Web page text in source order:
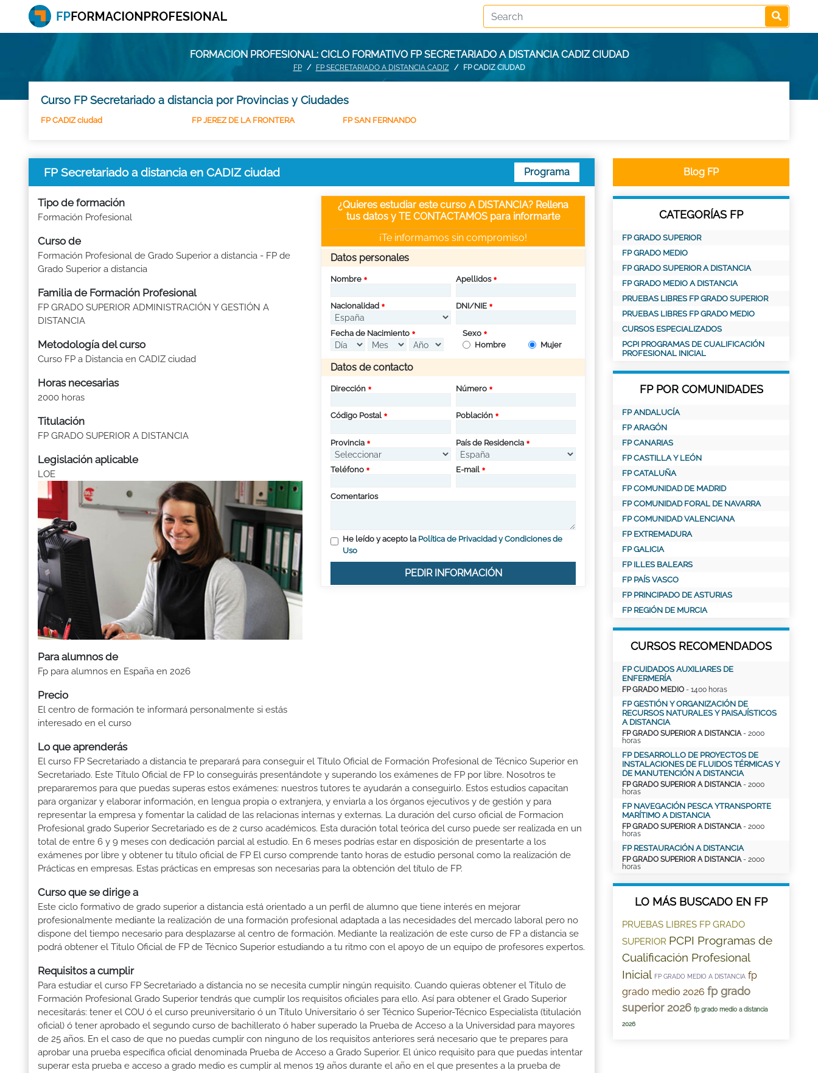
FORMACION PROFESIONAL: CICLO FORMATIVO FP SECRETARIADO A DISTANCIA CADIZ CIUDAD
FP FP SECRETARIADO A DISTANCIA CADIZ FP CADIZ CIUDAD
Curso FP Secretariado a distancia por Provincias y Ciudades
FP CADIZ ciudad FP JEREZ DE LA FRONTERA FP SAN FERNANDO
FP Secretariado a distancia en CADIZ ciudad Programa
Tipo de formación
Formación Profesional
Curso de
Formación Profesional de Grado Superior a distancia - FP de
Grado Superior a distancia
Familia de Formación Profesional
FP GRADO SUPERIOR ADMINISTRACIÓN Y GESTIÓN A
DISTANCIA
Metodología del curso
Curso FP a Distancia en CADIZ ciudad
Horas necesarias
2000 horas
Titulación
FP GRADO SUPERIOR A DISTANCIA
Legislación aplicable
LOE
Para alumnos de
Fp para alumnos en España en 2026
Precio
El centro de formación te informará personalmente si estás
interesado en el curso
¿Quieres estudiar este curso A DISTANCIA? Rellena
tus datos y TE CONTACTAMOS para informarte
¡Te informamos sin compromiso!
Datos personales
Nombre Apellidos
Nacionalidad DNI/NIE
Fecha de Nacimiento
Sexo
Hombre
Mujer
Datos de contacto
Dirección Número
Código Postal Población
Provincia País de Residencia
Teléfono E-mail
Comentarios
He leído y acepto la Política de Privacidad y Condiciones de
Uso
PEDIR INFORMACIÓN
Lo que aprenderás
El curso FP Secretariado a distancia te preparará para conseguir el Título Oficial de Formación Profesional de Técnico Superior en
Secretariado. Este Título Oficial de FP lo conseguirás presentándote y superando los exámenes de FP por libre. Nosotros te
prepararemos para que puedas superas estos exámenes: nuestros tutores te ayudarán a conseguirlo. Estos estudios capacitan
para organizar y elaborar información, en lengua propia o extranjera, y enviarla a los órganos ejecutivos y de gestión y para
representar la empresa y fomentar la calidad de las relacionas internas y externas. La duración del curso oficial de Formacion
Profesional grado Superior Secretariado es de 2 curso académicos. Esta duración total teórica del curso puede ser realizada en un
total de entre 6 y 9 meses con dedicación parcial al estudio. En 6 meses podrías estar en disposición de presentarte a los
exámenes por libre y obtener tu título oficial de FP El curso comprende tanto horas de estudio personal como la realización de
Prácticas en empresas. Estas prácticas en empresas son necesarias para la obtención del título de FP.
Curso que se dirige a
Este ciclo formativo de grado superior a distancia está orientado a un perfil de alumno que tiene interés en mejorar
profesionalmente mediante la realización de una formación profesional adaptada a las necesidades del mercado laboral pero no
dispone del tiempo necesario para desplazarse al centro de formación. Mediante la realización de este curso de FP a distancia se
podrá obtener el Titulo Oficial de FP de Técnico Superior estudiando a tu ritmo con el apoyo de un equipo de profesores expertos.
Requisitos a cumplir
Para estudiar el curso FP Secretariado a distancia no se necesita cumplir ningún requisito. Cuando quieras obtener el Titulo de
Formación Profesional Grado Superior tendrás que cumplir los requisitos oficiales para ello. Así para obtener el Grado Superior
necesitarás: tener el COU ó el curso preuniversitario ó un Título Universitario ó ser Técnico Superior-Técnico Especialista (titulación
oficial) ó tener aprobado el segundo curso de bachillerato ó haber superado la Prueba de Acceso a la Universidad para mayores
de 25 años. En el caso de que no puedas cumplir con ninguno de los requisitos anteriores será necesario que te prepares para
aprobar una prueba específica oficial denominada Prueba de Acceso a Grado Superior. El único requisito para que puedas intentar
superar esta prueba e acceso a grado medio es cumplir al menos 19 años durante el año en el que presentes a la prueba de
Blog FP
CATEGORÍAS FP
FP GRADO SUPERIOR
FP GRADO MEDIO
FP GRADO SUPERIOR A DISTANCIA
FP GRADO MEDIO A DISTANCIA
PRUEBAS LIBRES FP GRADO SUPERIOR
PRUEBAS LIBRES FP GRADO MEDIO
CURSOS ESPECIALIZADOS
PCPI PROGRAMAS DE CUALIFICACIÓN
PROFESIONAL INICIAL
FP POR COMUNIDADES
FP ANDALUCÍA
FP ARAGÓN
FP CANARIAS
FP CASTILLA Y LEÓN
FP CATALUÑA
FP COMUNIDAD DE MADRID
FP COMUNIDAD FORAL DE NAVARRA
FP COMUNIDAD VALENCIANA
FP EXTREMADURA
FP GALICIA
FP ILLES BALEARS
FP PAÍS VASCO
FP PRINCIPADO DE ASTURIAS
FP REGIÓN DE MURCIA
CURSOS RECOMENDADOS
FP CUIDADOS AUXILIARES DE
ENFERMERÍA
FP GRADO MEDIO - 1400 horas
FP GESTIÓN Y ORGANIZACIÓN DE
RECURSOS NATURALES Y PAISAJÍSTICOS
A DISTANCIA
FP GRADO SUPERIOR A DISTANCIA- 2000
horas
FP DESARROLLO DE PROYECTOS DE
INSTALACIONES DE FLUIDOS TÉRMICAS Y
DE MANUTENCIÓN A DISTANCIA
FP GRADO SUPERIOR A DISTANCIA- 2000
horas
FP NAVEGACIÓN PESCA YTRANSPORTE
MARÍTIMO A DISTANCIA
FP GRADO SUPERIOR A DISTANCIA- 2000
horas
FP RESTAURACIÓN A DISTANCIA
FP GRADO SUPERIOR A DISTANCIA- 2000
horas
LO MÁS BUSCADO EN FP
PRUEBAS LIBRES FP GRADO
SUPERIOR PCPI Programas de
Cualificación Profesional
Inicial FP GRADO MEDIO A DISTANCIA fp
grado medio 2026 fp grado
superior 2026 fp grado medio a distancia
2026